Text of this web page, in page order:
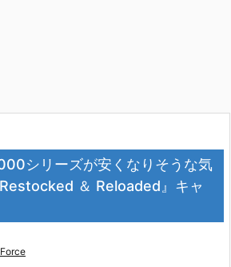
シリーズが安くなりそうな気
＆ Reloaded』キャ